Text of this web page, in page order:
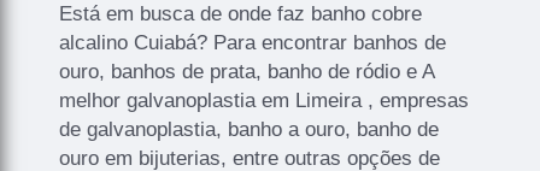
Está em busca de onde faz banho cobre
alcalino Cuiabá? Para encontrar banhos de
ouro, banhos de prata, banho de ródio e A
melhor galvanoplastia em Limeira , empresas
de galvanoplastia, banho a ouro, banho de
ouro em bijuterias, entre outras opções de